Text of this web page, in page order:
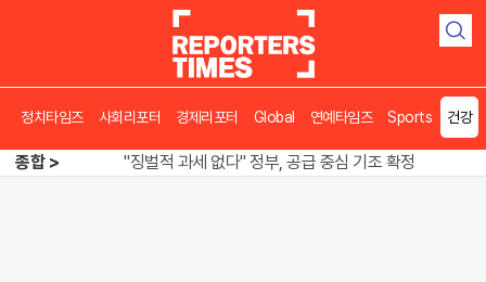
검
정치타임즈 사회리포터 경제리포터 Global 연예타임즈 Sports 건강
종합 >
"징벌적 과세 없다" 정부, 공급 중심 기조 확정